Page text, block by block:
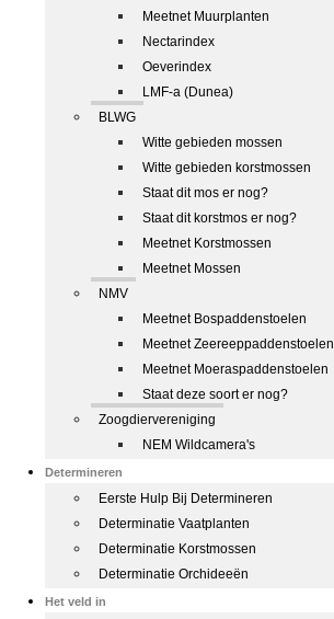
Meetnet Muurplanten
Nectarindex
Oeverindex
LMF-a (Dunea)
BLWG
Witte gebieden mossen
Witte gebieden korstmossen
Staat dit mos er nog?
Staat dit korstmos er nog?
Meetnet Korstmossen
Meetnet Mossen
NMV
Meetnet Bospaddenstoelen
Meetnet Zeereeppaddenstoelen
Meetnet Moeraspaddenstoelen
Staat deze soort er nog?
Zoogdiervereniging
NEM Wildcamera's
Determineren
Eerste Hulp Bij Determineren
Determinatie Vaatplanten
Determinatie Korstmossen
Determinatie Orchideeën
Het veld in